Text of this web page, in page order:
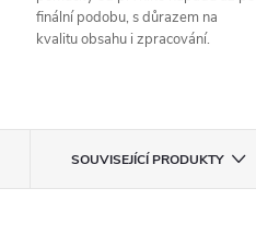
finální podobu, s důrazem na
kvalitu obsahu i zpracování.
SOUVISEJÍCÍ PRODUKTY